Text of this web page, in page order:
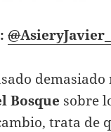
@
Bosque sobre
trata de